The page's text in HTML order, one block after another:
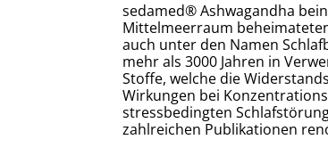
sedamed® Ashwagandha
Mittelmeerraum
auch unter den Namen
mehr als 3000 Jahren in
Stoffe, welche die
Wirkungen bei
stressbedingten
zahlreichen Publikationen